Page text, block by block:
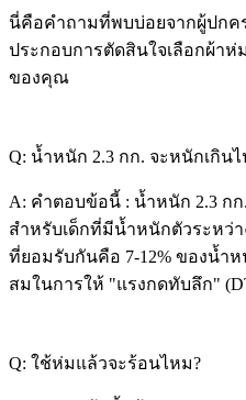
นี่คือคำถามที่พบบ่อยจากผู้ปกค
ประกอบการตัดสินใจเลือกผ้าห่
ของคุณ
Q: น้ำหนัก 2.3 กก. จะหนักเกิน
A: คำตอบข้อนี้ : น้ำหนัก 2.3 ก
สำหรับเด็กที่มีน้ำหนักตัวระหว่า
ที่ยอมรับกันคือ 7-12% ของน้ำ
สมในการให้ "แรงกดทับลึก"
Q: ใช้ห่มแล้วจะร้อนไหม?